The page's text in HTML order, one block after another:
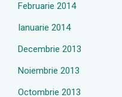
Februarie 2014
Ianuarie 2014
Decembrie 2013
Noiembrie 2013
Octombrie 2013